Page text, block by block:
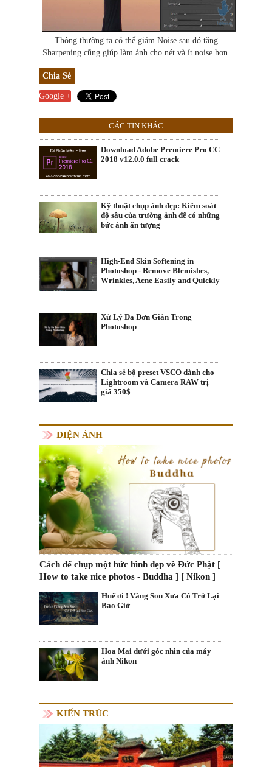
Thông thường ta có thể giảm Noise sau đó tăng
Sharpening cũng giúp làm ảnh cho nét và ít noise hơn.
Chia Sẻ
Google +
CÁC TIN KHÁC
Download Adobe Premiere Pro CC
2018 v12.0.0 full crack
Kỹ thuật chụp ảnh đẹp: Kiểm soát
độ sâu của trường ảnh để có những
bức ảnh ấn tượng
High-End Skin Softening in
Photoshop - Remove Blemishes,
Wrinkles, Acne Easily and Quickly
Xử Lý Da Đơn Giản Trong
Photoshop
Chia sẻ bộ preset VSCO dành cho
Lightroom và Camera RAW trị
giá 350$
ĐIỆN ẢNH
Cách để chụp một bức hình đẹp về Đức Phật [
How to take nice photos - Buddha ] [ Nikon ]
Huế ơi ! Vàng Son Xưa Có Trở Lại
Bao Giờ
Hoa Mai dưới góc nhìn của máy
ảnh Nikon
KIẾN TRÚC